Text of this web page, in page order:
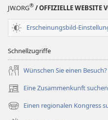
JW.ORG® / OFFIZIELLE WEBSITE
Erscheinungsbild-
Schnellzugriffe
Wünschen Sie einen Besuch?
Eine Zusammenkunft suchen
(öffnet
neues
Fenster)
Einen regionalen Kongress
(öffnet